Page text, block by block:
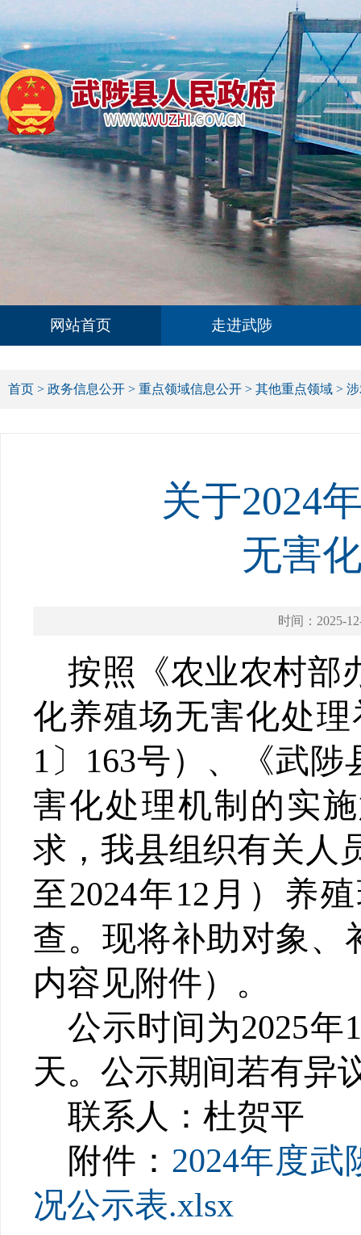
网站首页 走进武陟
首页 > 政务信息公开 > 重点领域信息公开 > 其他重点领域 >
关于2024
无害
时间：2025-
按照《农业农村部
化养殖场无害化处
1〕163号）、《武
害化处理机制的实
求，我县组织有关人
至2024年12月）养
查。现将补助对象、
内容见附件）。
公示时间为2025年
天。公示期间若有
联系人：杜贺平
附件： 2024年度
况公示表.xlsx